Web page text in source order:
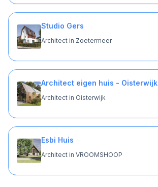
Studio Gers
Architect in Zoetermeer
Architect eigen huis - Oisterwijk
Architect in Oisterwijk
Esbi Huis
Architect in VROOMSHOOP